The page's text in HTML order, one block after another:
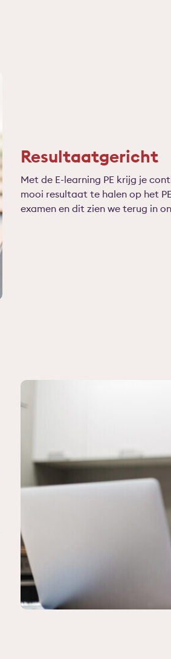
Resultaatgericht
Met de E-learning PE krijg je
mooi resultaat te halen op het
examen en dit zien we terug in